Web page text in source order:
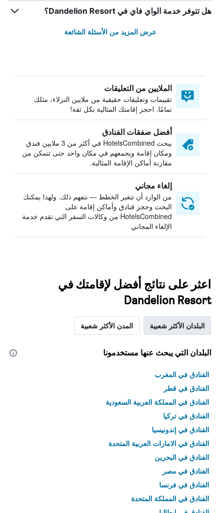
هل تتوفر خدمة الواي فاي في Dandelion Resort؟
عرض المزيد من الأسئلة الشائعة
الملايين من التعليقات
تقييمات وتعليقات حقيقية من ملايين النزلاء، مثلك
تمامًا. احجز إقامتك المثالية بكل ثقة!
أفضل صفقات الفنادق
يبحث HotelsCombined في أكثر من 3 ملايين فندق
ومكان إقامة ويجمعهم في مكان واحد حتى تتمكن من
مقارنة أماكن الإقامة المثالية.
إلغاء مجاني
من الوارد أن تتغير الخطط — نتفهم ذلك. ولهذا يمكنك
البحث وحجز فنادق وأماكن إقامة على
HotelsCombined من وكالات السفر التي تقدم خدمة
الإلغاء المجاني
اعثر على نتائج أفضل لإقامتك في
Dandelion Resort
البلدان الأكثر شعبية المدن الأكثر شعبية
البلدان التي يبحث عنها مستخدمونا
الفنادق في المغرب
الفنادق في قطر
الفنادق في المملكة العربية السعودية
الفنادق في تركيا
الفنادق في إندونيسيا
الفنادق في الامارات العربية المتحدة
الفنادق في البحرين
الفنادق في مصر
الفنادق في فرنسا
الفنادق في المملكة المتحدة